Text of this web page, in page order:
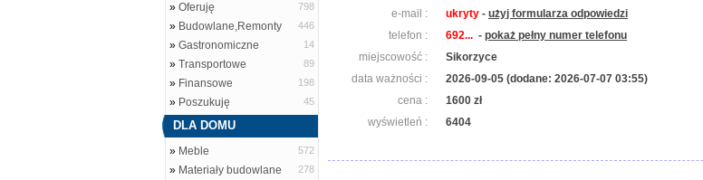
» Oferuję 798
» Budowlane,Remonty 446
» Gastronomiczne 14
» Transportowe 89
» Finansowe 198
» Poszukuję 45
DLA DOMU
» Meble 572
» Materiały budowlane 278
e-mail :
ukryty - użyj formularza odpowiedzi
telefon :
692... - pokaż pełny numer telefonu
miejscowość :
Sikorzyce
data ważności :
2026-09-05 (dodane: 2026-07-07 03:55)
cena :
1600 zł
wyświetleń :
6404